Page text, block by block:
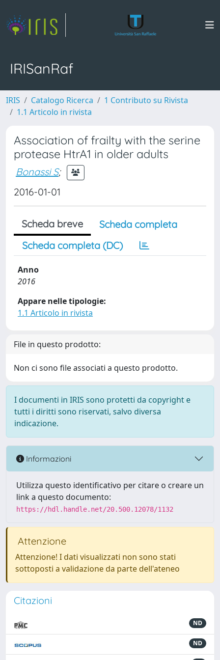
IRISanRaf
IRIS Catalogo Ricerca
1 Contributo su Rivista
1.1 Articolo in rivista
Association of frailty with the serine
protease HtrA1 in older adults
Bonassi S;
2016-01-01
Scheda breve
Scheda completa
Scheda completa (DC)
Anno
2016
Appare nelle tipologie:
1.1 Articolo in rivista
File in questo prodotto:
Non ci sono file associati a questo prodotto.
I documenti in IRIS sono protetti da copyright e
tutti i diritti sono riservati, salvo diversa
indicazione.
Informazioni
Utilizza questo identificativo per citare o creare un
link a questo documento:
https://hdl.handle.net/20.500.12078/1132
Attenzione
Attenzione! I dati visualizzati non sono stati
sottoposti a validazione da parte dell'ateneo
Citazioni
ND
ND